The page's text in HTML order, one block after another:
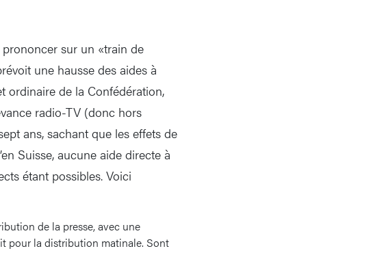
prononcer sur un «train de
une hausse des aides à
ordinaire de la Confédération,
radio-TV (donc hors
ans, sachant que les effets de
Suisse, aucune aide directe à
étant possibles. Voici
de la presse, avec une
pour la distribution matinale. Sont